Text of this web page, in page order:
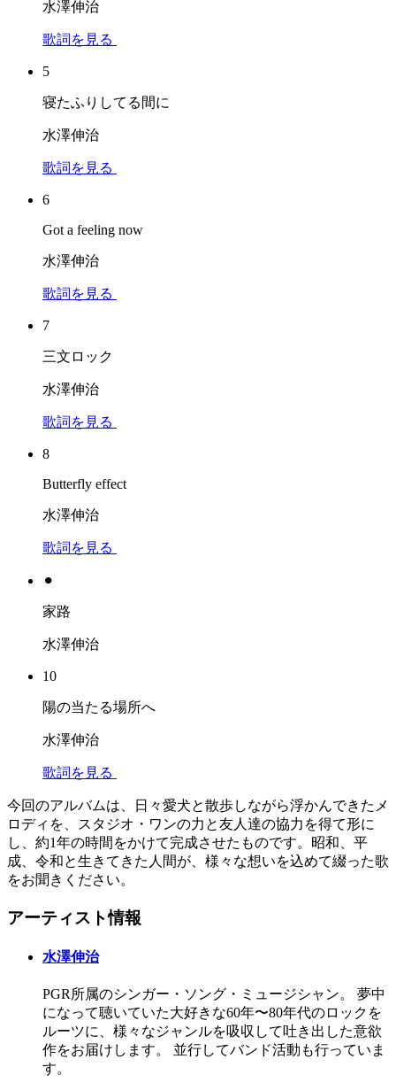
水澤伸治
歌詞を見る
5
寝たふりしてる間に
水澤伸治
歌詞を見る
6
Got a feeling now
水澤伸治
歌詞を見る
7
三文ロック
水澤伸治
歌詞を見る
8
Butterfly effect
水澤伸治
歌詞を見る
⚫︎
家路
水澤伸治
10
陽の当たる場所へ
水澤伸治
歌詞を見る
今回のアルバムは、日々愛犬と散歩しながら浮かんできたメ
ロディを、スタジオ・ワンの力と友人達の協力を得て形に
し、約1年の時間をかけて完成させたものです。昭和、平
成、令和と生きてきた人間が、様々な想いを込めて綴った歌
をお聞きください。
アーティスト情報
水澤伸治
PGR所属のシンガー・ソング・ミュージシャン。 夢中
になって聴いていた大好きな60年〜80年代のロックを
ルーツに、様々なジャンルを吸収して吐き出した意欲
作をお届けします。 並行してバンド活動も行っていま
す。